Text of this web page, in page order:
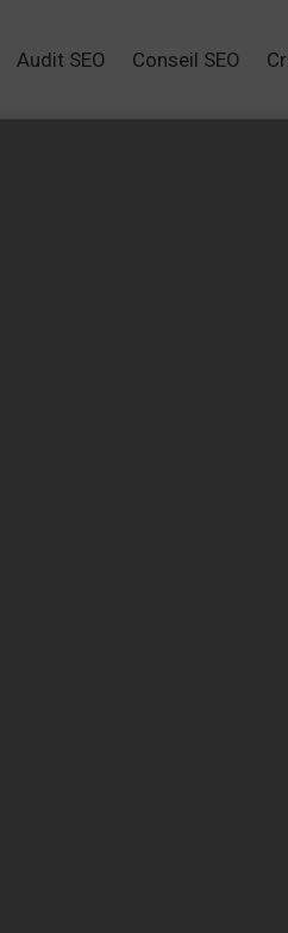
Audit SEO Conseil SEO